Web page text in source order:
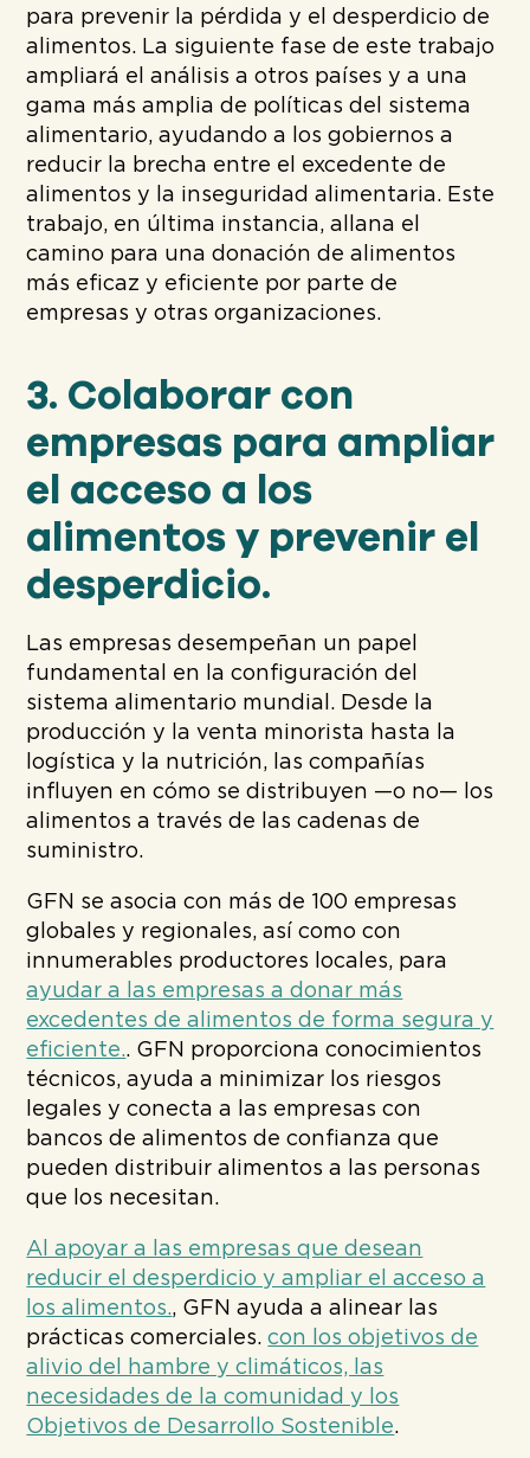
para prevenir la pérdida y el desperdicio de
alimentos. La siguiente fase de este trabajo
ampliará el análisis a otros países y a una
gama más amplia de políticas del sistema
alimentario, ayudando a los gobiernos a
reducir la brecha entre el excedente de
alimentos y la inseguridad alimentaria. Este
trabajo, en última instancia, allana el
camino para una donación de alimentos
más eficaz y eficiente por parte de
empresas y otras organizaciones.
3. Colaborar con
empresas para ampliar
el acceso a los
alimentos y prevenir el
desperdicio.
Las empresas desempeñan un papel
fundamental en la configuración del
sistema alimentario mundial. Desde la
producción y la venta minorista hasta la
logística y la nutrición, las compañías
influyen en cómo se distribuyen —o no— los
alimentos a través de las cadenas de
suministro.
GFN se asocia con más de 100 empresas
globales y regionales, así como con
innumerables productores locales, para
ayudar a las empresas a donar más
excedentes de alimentos de forma segura y
eficiente.. GFN proporciona conocimientos
técnicos, ayuda a minimizar los riesgos
legales y conecta a las empresas con
bancos de alimentos de confianza que
pueden distribuir alimentos a las personas
que los necesitan.
Al apoyar a las empresas que desean
reducir el desperdicio y ampliar el acceso a
los alimentos., GFN ayuda a alinear las
prácticas comerciales.con los objetivos de
alivio del hambre y climáticos, las
necesidades de la comunidad y los
Objetivos de Desarrollo Sostenible.